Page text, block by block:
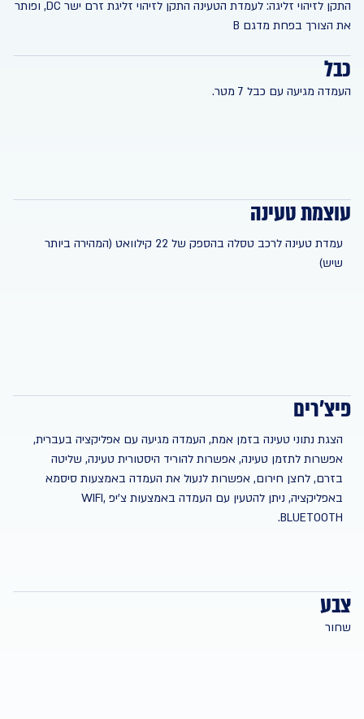
התקן לזיהוי זליגה: לעמדת הטעינה התקן לזיהוי זליגת זרם ישר DC, ופותר
את הצורך בפחת מדגם B
כבל
העמדה מגיעה עם כבל 7 מטר.
עוצמת טעינה
עמדת טעינה לרכב טסלה בהספק של 22 קילוואט (המהירה ביותר
שיש)
פיצ'רים
הצגת נתוני טעינה בזמן אמת, העמדה מגיעה עם אפליקציה בעברית,
אפשרות לתזמן טעינה, אפשרות להוריד היסטורית טעינה, שליטה
בזרם, לחצן חירום, אפשרות לנעול את העמדה באמצעות סיסמא
באפליקציה, ניתן להטעין עם העמדה באמצעות צ'יפ WIFI,
BLUETOOTH.
צבע
שחור